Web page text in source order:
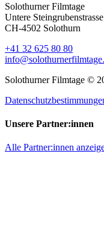
Solothurner Filmtage
Untere
CH-4502 Solothurn
+41 32 625 80 80
Solothurner Filmtage ©
Unsere Partner:innen
Alle Partner:innen